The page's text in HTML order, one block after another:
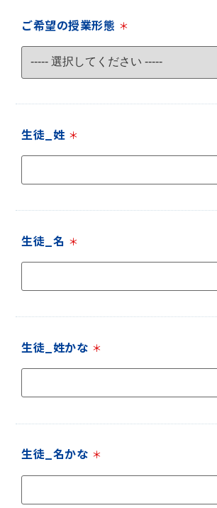
ご希望の授業形態 ＊
生徒_姓 ＊
生徒_名 ＊
生徒_姓かな ＊
生徒_名かな ＊